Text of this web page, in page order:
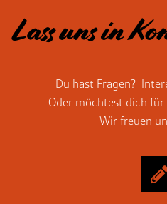
Lass uns in
Du hast Fragen?
Oder möchtest dich für
Wir freuen